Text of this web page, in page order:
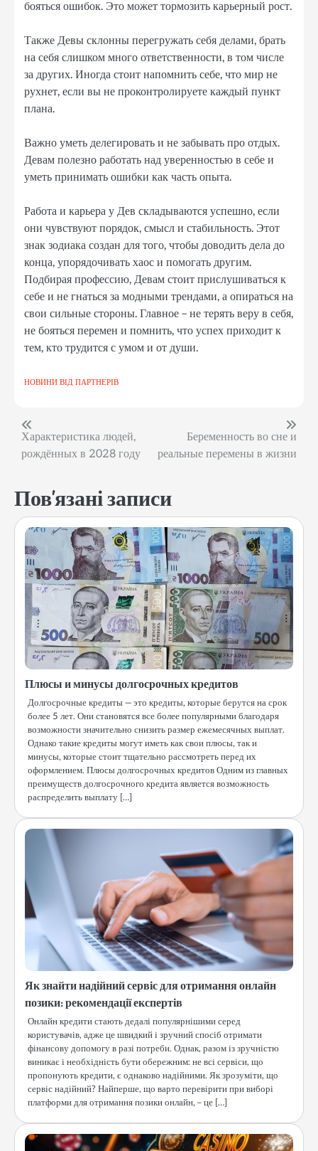
бояться ошибок. Это может тормозить карьерный рост.
Также Девы склонны перегружать себя делами, брать
на себя слишком много ответственности, в том числе
за других. Иногда стоит напомнить себе, что мир не
рухнет, если вы не проконтролируете каждый пункт
плана.
Важно уметь делегировать и не забывать про отдых.
Девам полезно работать над уверенностью в себе и
уметь принимать ошибки как часть опыта.
Работа и карьера у Дев складываются успешно, если
они чувствуют порядок, смысл и стабильность. Этот
знак зодиака создан для того, чтобы доводить дела до
конца, упорядочивать хаос и помогать другим.
Подбирая профессию, Девам стоит прислушиваться к
себе и не гнаться за модными трендами, а опираться на
свои сильные стороны. Главное – не терять веру в себя,
не бояться перемен и помнить, что успех приходит к
тем, кто трудится с умом и от души.
НОВИНИ ВІД ПАРТНЕРІВ
Навігація
записів
Характеристика людей,
рождённых в 2028 году
Беременность во сне и
реальные перемены в жизни
Пов'язані записи
Плюсы и минусы долгосрочных кредитов
Долгосрочные кредиты — это кредиты, которые берутся на срок
более 5 лет. Они становятся все более популярными благодаря
возможности значительно снизить размер ежемесячных выплат.
Однако такие кредиты могут иметь как свои плюсы, так и
минусы, которые стоит тщательно рассмотреть перед их
оформлением. Плюсы долгосрочных кредитов Одним из главных
преимуществ долгосрочного кредита является возможность
распределить выплату […]
Як знайти надійний сервіс для отримання онлайн
позики: рекомендації експертів
Онлайн кредити стають дедалі популярнішими серед
користувачів, адже це швидкий і зручний спосіб отримати
фінансову допомогу в разі потреби. Однак, разом із зручністю
виникає і необхідність бути обережним: не всі сервіси, що
пропонують кредити, є однаково надійними. Як зрозуміти, що
сервіс надійний? Найперше, що варто перевірити при виборі
платформи для отримання позики онлайн, – це […]